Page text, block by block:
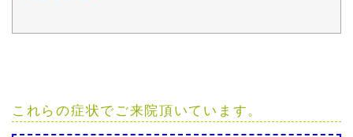
これらの症状でご来院頂いています。